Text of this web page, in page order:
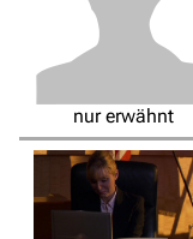
E-Mail
IRC-
Buch
Nicht angemeldet
Ihre IP-Adresse
Änderungen
nur erwähnt